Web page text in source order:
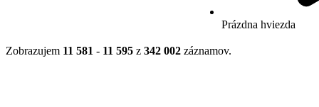
Prázdna hviezda
Zobrazujem 11 581 - 11 595 z 342 002 záznamov.